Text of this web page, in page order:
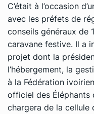
C’était à l’occasion
avec les préfets de
conseils généraux de
caravane festive. Il a
projet dont la
l’hébergement, la
à la Fédération
officiel des Éléphants
chargera de la cellule